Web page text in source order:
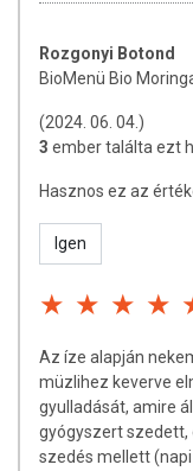
Rozgonyi Botond
BioMenü Bio
(2024. 06. 04.)
3 ember találta ezt
Hasznos ez az
Igen
Az íze alapján
müzlihez keverve
gyulladását, amire
gyógyszert szedett,
szedés mellett